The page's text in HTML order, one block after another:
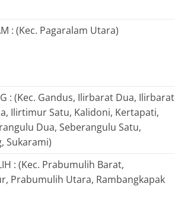
: (Kec. Pagaralam Utara)
: (Kec. Gandus, Ilirbarat Dua, Ilirbarat
Ilirtimur Satu, Kalidoni, Kertapati,
Dua, Seberangulu Satu,
Sukarami)
: (Kec. Prabumulih Barat,
Prabumulih Utara, Rambangkapak